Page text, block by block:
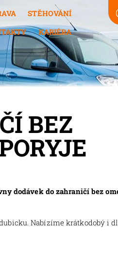
STĚHOVÁNÍ
KARIÉRA
BEZ
dodávek do zahraničí bez
Nabízíme krátkodobý i